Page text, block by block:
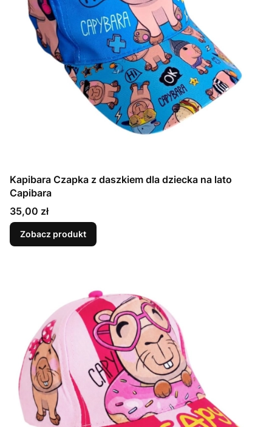
Kapibara Czapka z daszkiem dla dziecka na lato
Capibara
Cena
35,00 zł
Zobacz produkt